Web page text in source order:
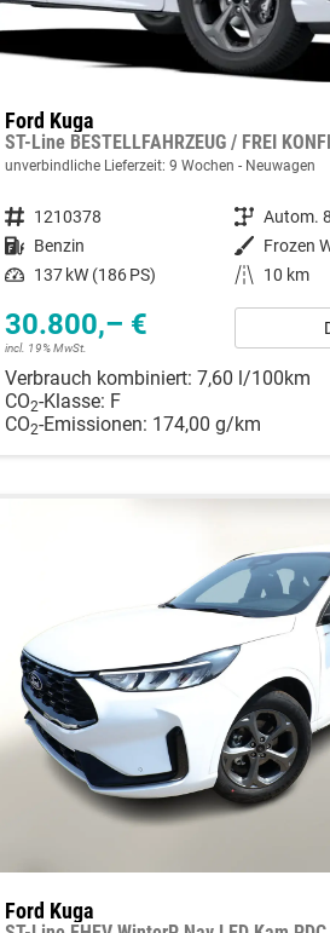
Ford Kuga
ST-Line BESTELLFAHRZEUG / FREI
unverbindliche Lieferzeit: 9 Wochen Neuwagen
Fahrzeugnummer 1210378 Getriebe Autom.
Kraftstoff Benzin Außenfarbe Frozen
Leistung 137 kW (186 PS) Kilometerstand 10 km
30.800,– €
incl. 19% MwSt.
Verbrauch kombiniert: 7,60 l/100km
CO2-Klasse: F
CO2-Emissionen: 174,00 g/km
Ford Kuga